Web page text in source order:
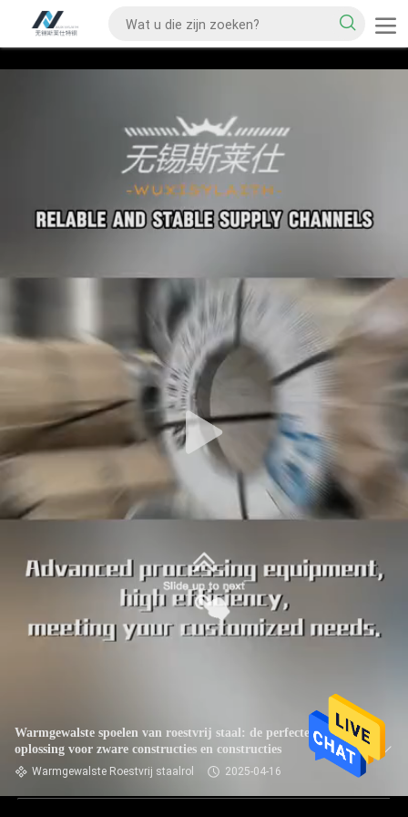
Warmgewalste spoelen van roestvrij staal: de perfecte
oplossing voor zware constructies en constructies
Warmgewalste Roestvrij staalrol 2025-04-16